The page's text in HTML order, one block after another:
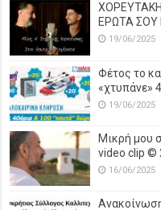
ΕΡΩΤΑ ΣΟΥ
19/06/2025
Φέτος το
«χτυπάνε»
19/06/2025
Μικρή μου
video clip ©
16/06/2025